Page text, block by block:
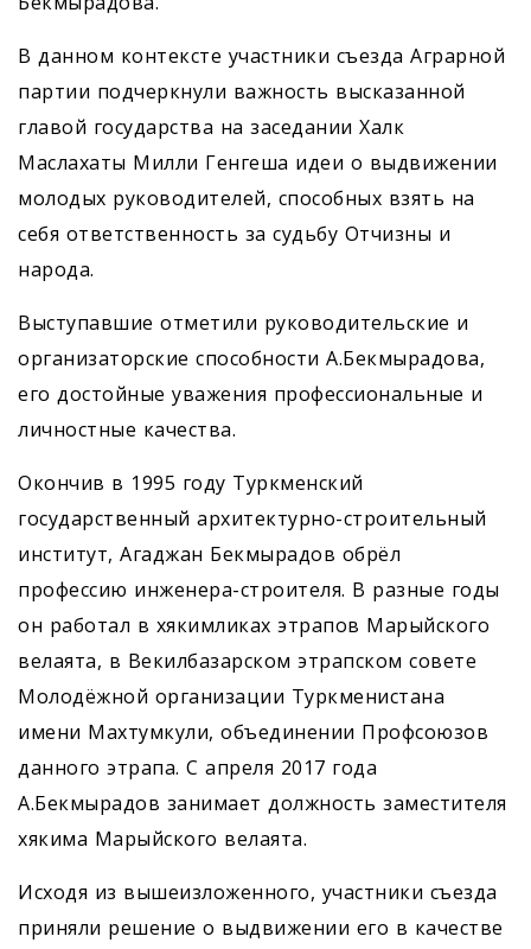
В данном контексте участники съезда Аграрной
партии подчеркнули важность высказанной
главой государства на заседании Халк
Маслахаты Милли Генгеша идеи о выдвижении
молодых руководителей, способных взять на
себя ответственность за судьбу Отчизны и
народа.
Выступавшие отметили руководительские и
организаторские способности А.Бекмырадова,
его достойные уважения профессиональные и
личностные качества.
Окончив в 1995 году Туркмен­ский
государственный архитектурно-строительный
институт, Агаджан Бекмырадов обрёл
профессию инженера-строителя. В разные годы
он работал в хякимликах этрапов Марыйского
велаята, в Векилбазарском этрапском совете
Молодёжной организации Туркменистана
имени Махтумкули, объединении Проф­союзов
данного этрапа. С апреля 2017 года
А.Бекмырадов занимает должность заместителя
хякима Марыйского велаята.
Исходя из вышеизложенного, участники съезда
приняли решение о выдвижении его в качестве